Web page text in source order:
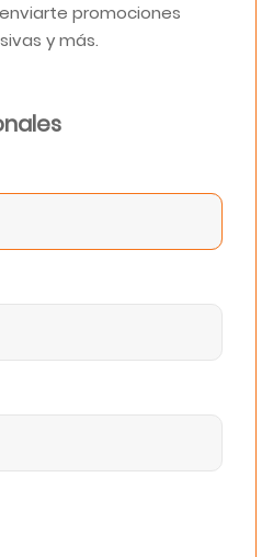
promociones
y más.